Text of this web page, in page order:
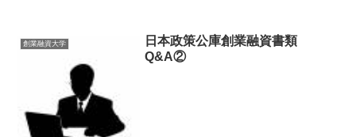
創業融資大学
日本政策公庫創業融資書類
Q&A②